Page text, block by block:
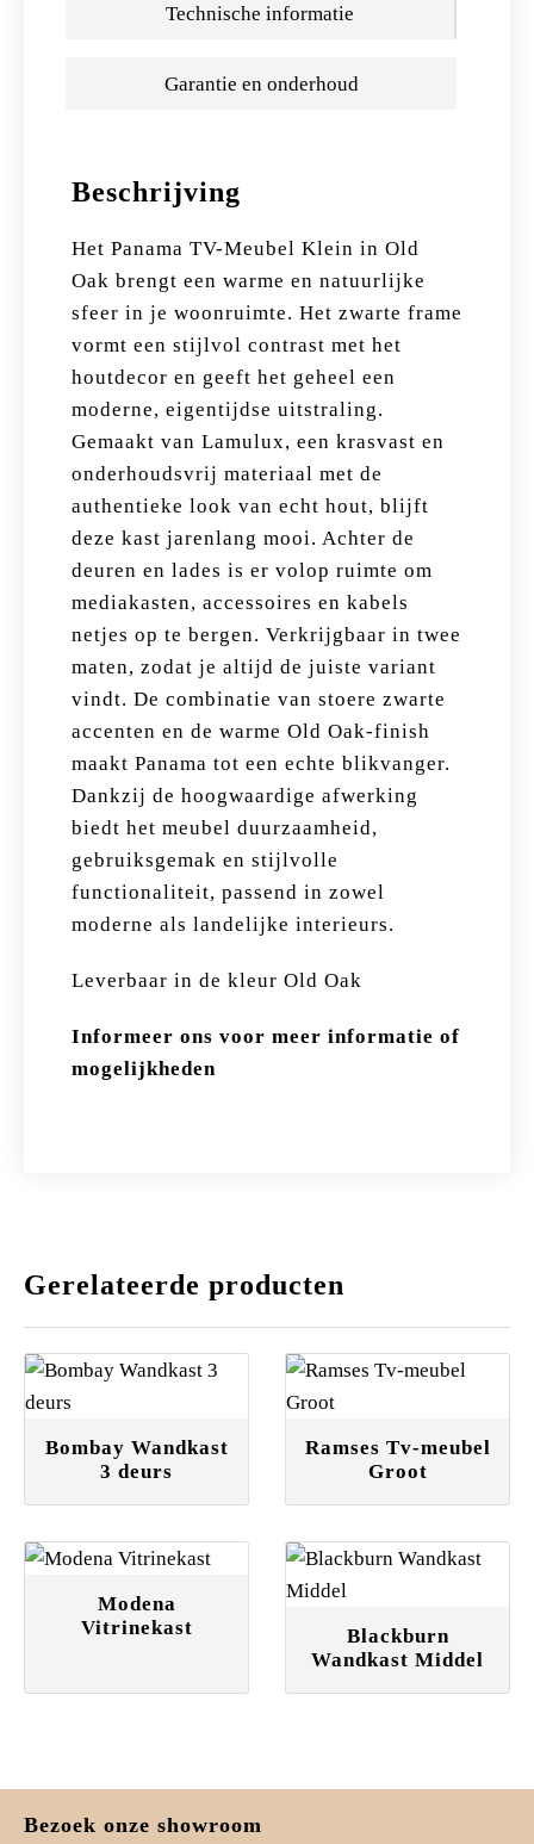
Technische informatie
Garantie en onderhoud
Beschrijving
Het Panama TV-Meubel Klein in Old
Oak brengt een warme en natuurlijke
sfeer in je woonruimte. Het zwarte frame
vormt een stijlvol contrast met het
houtdecor en geeft het geheel een
moderne, eigentijdse uitstraling.
Gemaakt van Lamulux, een krasvast en
onderhoudsvrij materiaal met de
authentieke look van echt hout, blijft
deze kast jarenlang mooi. Achter de
deuren en lades is er volop ruimte om
mediakasten, accessoires en kabels
netjes op te bergen. Verkrijgbaar in twee
maten, zodat je altijd de juiste variant
vindt. De combinatie van stoere zwarte
accenten en de warme Old Oak-finish
maakt Panama tot een echte blikvanger.
Dankzij de hoogwaardige afwerking
biedt het meubel duurzaamheid,
gebruiksgemak en stijlvolle
functionaliteit, passend in zowel
moderne als landelijke interieurs.
Leverbaar in de kleur Old Oak
Informeer ons voor meer informatie of
mogelijkheden
Gerelateerde producten
Bombay Wandkast
3 deurs
Ramses Tv-meubel
Groot
Modena
Vitrinekast
Blackburn
Wandkast Middel
Bezoek onze showroom